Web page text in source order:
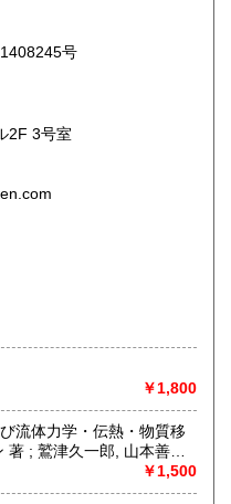
島根県
愛媛県
大分県 600円
600円
号
2F 3号室
書店です。
での販売は行っておりま
る所がございましたら、
】
のお問い合わせ】は、現
いたします。
￥1,800
流体力学・伝熱・物質移
￥1,500